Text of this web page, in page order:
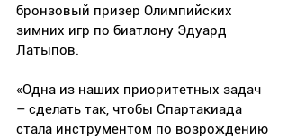
бронзовый призер Олимпийских
зимних игр по биатлону Эдуард
Латыпов.
«Одна из наших приоритетных задач
– сделать так, чтобы Спартакиада
стала инструментом по возрождению